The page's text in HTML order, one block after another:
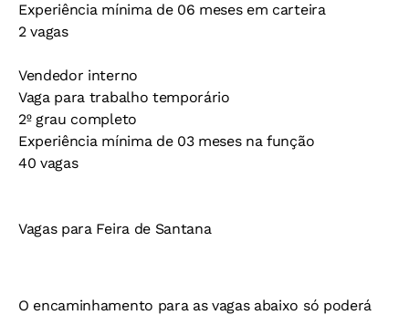
Experiência mínima de 06 meses em carteira
2 vagas
Vendedor interno
Vaga para trabalho temporário
2º grau completo
Experiência mínima de 03 meses na função
40 vagas
Vagas para Feira de Santana
O encaminhamento para as vagas abaixo só poderá